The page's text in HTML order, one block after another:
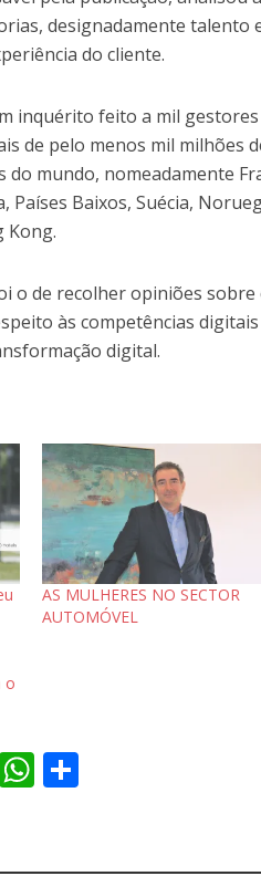
designadamente talento
do cliente.
inquérito feito a mil
de pelo menos mil milhões
do mundo, nomeadamente
Países Baixos, Suécia,
Kong.
o de recolher opiniões
às competências
digital.
o
AS MULHERES NO SECTOR
AUTOMÓVEL
E W